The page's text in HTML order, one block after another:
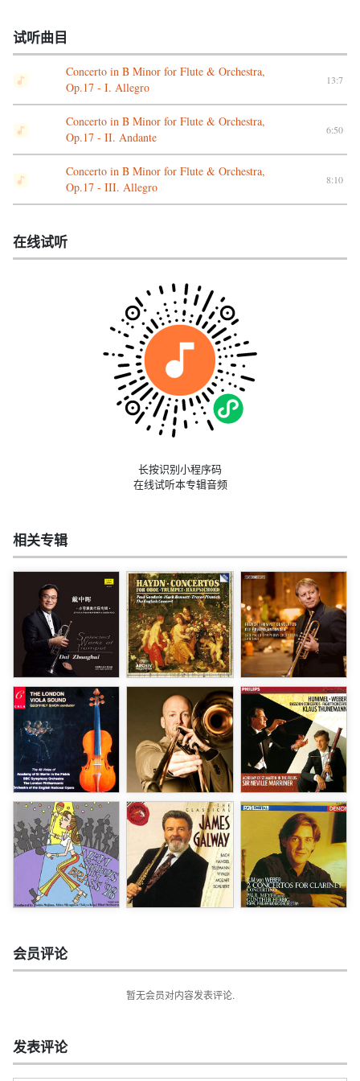
试听曲目
Concerto in B Minor for Flute & Orchestra,
Op.17 - I. Allegro
13:7
Concerto in B Minor for Flute & Orchestra,
Op.17 - II. Andante
6:50
Concerto in B Minor for Flute & Orchestra,
Op.17 - III. Allegro
8:10
在线试听
长按识别小程序码
在线试听本专辑音频
相关专辑
会员评论
暂无会员对内容发表评论.
发表评论